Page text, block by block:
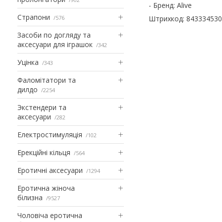
Страпони 576
Засоби по догляду та
аксесуари для іграшок
342
Уцінка 343
Фаломітатори та
дилдо
2254
Экстендери та
аксесуари
282
Електростимуляція 102
Ерекційні кільця 564
Еротичні аксесуари 1294
Еротична жіноча
білизна
9527
Чоловіча еротична
- Бренд: Alive
Штрихкод: